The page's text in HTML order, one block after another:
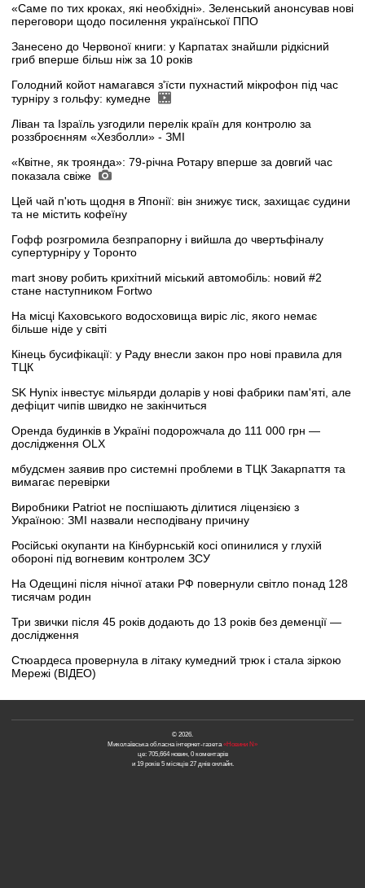
«Саме по тих кроках, які необхідні». Зеленський анонсував нові
переговори щодо посилення української ППО
Занесено до Червоної книги: у Карпатах знайшли рідкісний
гриб вперше більш ніж за 10 років
Голодний койот намагався з'їсти пухнастий мікрофон під час
турніру з гольфу: кумедне
Ліван та Ізраїль узгодили перелік країн для контролю за
роззброєнням «Хезболли» - ЗМІ
«Квітне, як троянда»: 79-річна Ротару вперше за довгий час
показала свіже
Цей чай п'ють щодня в Японії: він знижує тиск, захищає судини
та не містить кофеїну
Гофф розгромила безпрапорну і вийшла до чвертьфіналу
супертурніру у Торонто
mart знову робить крихітний міський автомобіль: новий #2
стане наступником Fortwo
На місці Каховського водосховища виріс ліс, якого немає
більше ніде у світі
Кінець бусифікації: у Раду внесли закон про нові правила для
ТЦК
SK Hynix інвестує мільярди доларів у нові фабрики пам'яті, але
дефіцит чипів швидко не закінчиться
Оренда будинків в Україні подорожчала до 111 000 грн —
дослідження OLX
мбудсмен заявив про системні проблеми в ТЦК Закарпаття та
вимагає перевірки
Виробники Patriot не поспішають ділитися ліцензією з
Україною: ЗМІ назвали несподівану причину
Російські окупанти на Кінбурнській косі опинилися у глухій
обороні під вогневим контролем ЗСУ
На Одещині після нічної атаки РФ повернули світло понад 128
тисячам родин
Три звички після 45 років додають до 13 років без деменції —
дослідження
Стюардеса провернула в літаку кумедний трюк і стала зіркою
Мережі (ВІДЕО)
© 2026.
Миколаївська обласна інтернет-газета«Новини N»
це: 705,664 новин, 0 коментарів
и 19 років 5 місяців 27 днів онлайн.